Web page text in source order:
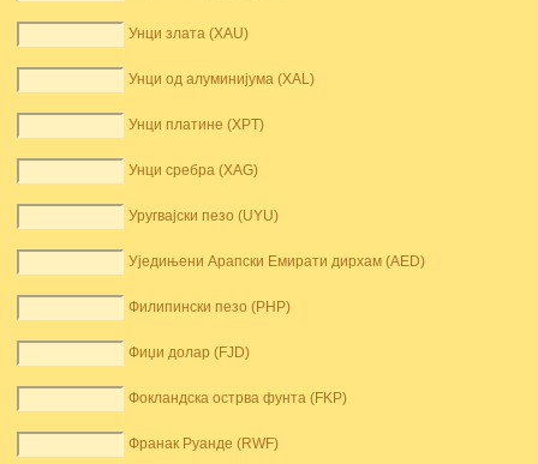
Унци злата (XAU)
Унци од алуминијума (XAL)
Унци платине (XPT)
Унци сребра (XAG)
Уругвајски пезо (UYU)
Уједињени Арапски Емирати дирхам (AED)
Филипински пезо (PHP)
Фиџи долар (FJD)
Фокландска острва фунта (FKP)
Франак Руанде (RWF)